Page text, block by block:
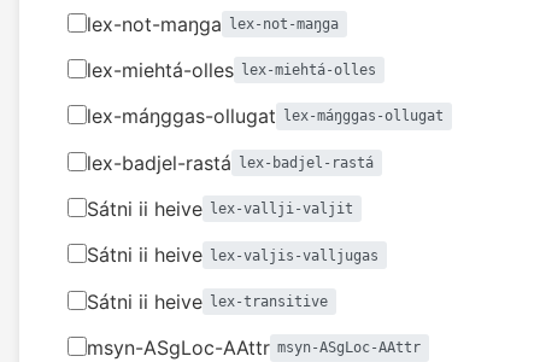
lex-not-maŋga lex-not-maŋga
lex-miehtá-olles lex-miehtá-olles
lex-máŋggas-ollugat lex-máŋggas-ollugat
lex-badjel-rastá lex-badjel-rastá
Sátni ii heive lex-vallji-valjit
Sátni ii heive lex-valjis-valljugas
Sátni ii heive lex-transitive
msyn-ASgLoc-AAttr msyn-ASgLoc-AAttr